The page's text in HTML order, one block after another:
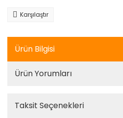
Karşılaştır
Ürün Bilgisi
Ürün Yorumları
Taksit Seçenekleri